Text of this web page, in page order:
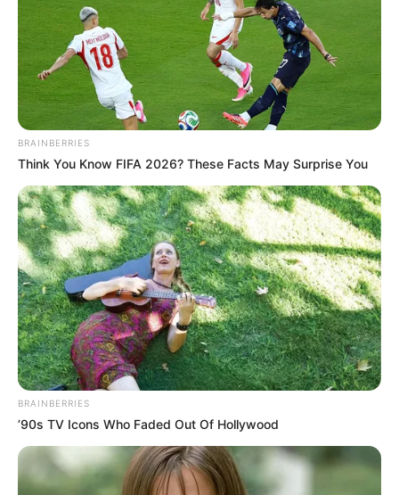
TEMAS RELACIONADOS
CANNABIS POLICÍA METROPOLITANA
MANTÉNGASE EN ALERTA
Tenemos todas las noticias que le
interesan. Para estar bien informado, por
favor, active las notificaciones de Alerta.
ACTIVAR AHORA
TEMAS DESTACADOS
SARAMPIÓN AVENIDA AMBALÁ
PARQUE DE DIVERSIONES
ELECCIONES PRESIDENCIALES
FENÓMENO DEL NIÑO
IBAL
BRAINBERRIES
Think You Know FIFA 2026? These Facts May Surprise You
BRAINBERRIES
’90s TV Icons Who Faded Out Of Hollywood